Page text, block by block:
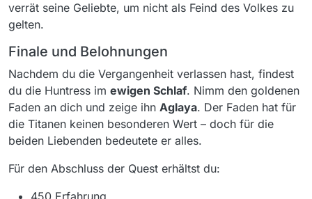
verrät seine Geliebte, um nicht als Feind des Volkes zu
gelten.
Finale und Belohnungen
Nachdem du die Vergangenheit verlassen hast, findest
du die Huntress im ewigen Schlaf. Nimm den goldenen
Faden an dich und zeige ihn Aglaya. Der Faden hat für
die Titanen keinen besonderen Wert – doch für die
beiden Liebenden bedeutete er alles.
Für den Abschluss der Quest erhältst du:
450 Erfahrung